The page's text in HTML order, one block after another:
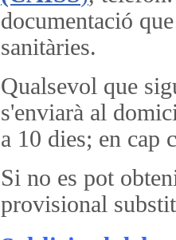
documentació
sanitàries.
Qualsevol que
s'enviarà al
a 10 dies; en cap
Si no es pot
provisional